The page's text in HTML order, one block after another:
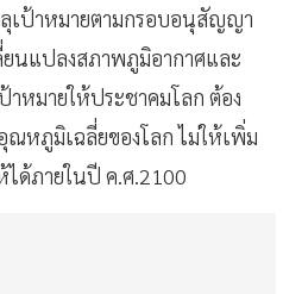
เป้าหมายตามกรอบอนุสัญญา
ยนแปลงสภาพภูมิอากาศและ
าหมายให้ประชาคมโลก ต้อง
หภูมิเฉลี่ยของโลก ไม่ให้เพิ่ม
ได้ภายในปี ค.ศ.2100